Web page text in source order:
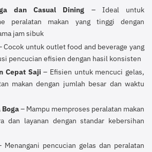
dan Casual Dining – Ideal untuk
peralatan makan yang tinggi dengan
jam sibuk
Cocok untuk outlet food and beverage yang
pencucian efisien dengan hasil konsisten
Cepat Saji– Efisien untuk mencuci gelas,
makan dengan jumlah besar dan waktu
– Mampu memproses peralatan makan
dan layanan dengan standar kebersihan
pencucian gelas dan peralatan